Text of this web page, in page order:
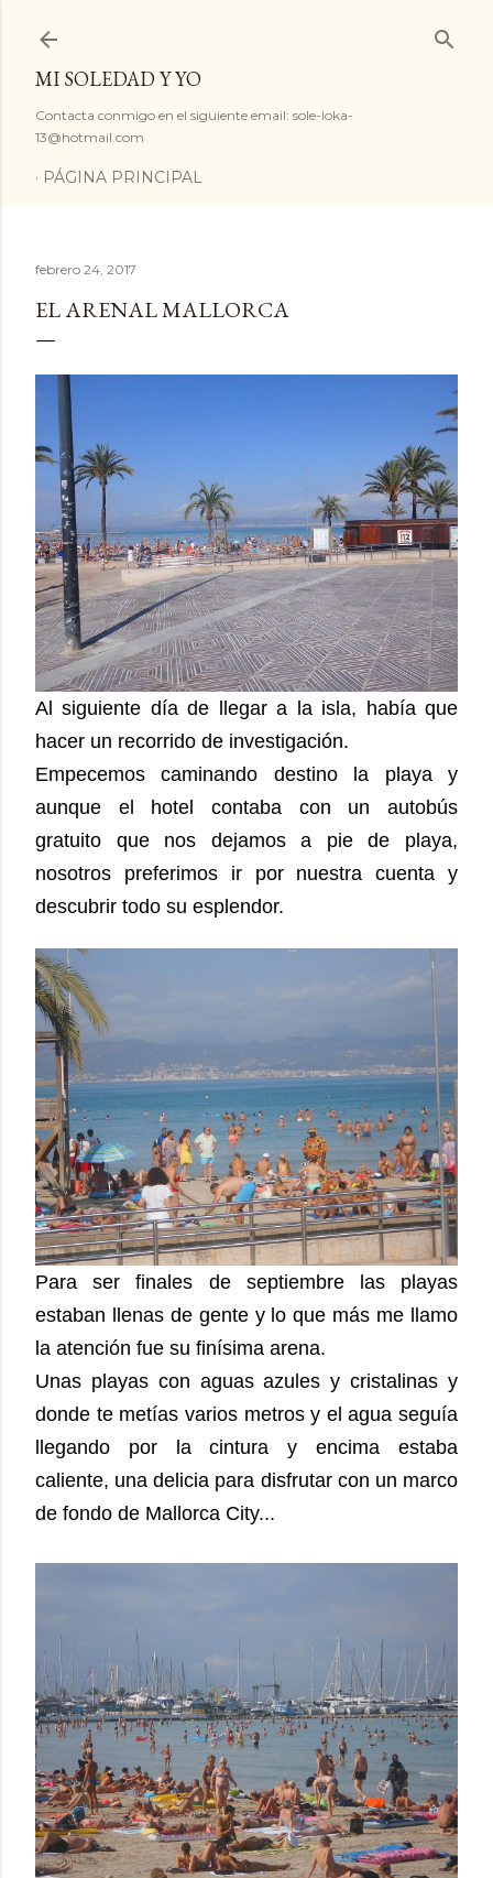
MI SOLEDAD Y YO
Contacta conmigo en el siguiente email: sole-loka-
13@hotmail.com
PÁGINA PRINCIPAL
febrero 24, 2017
EL ARENAL MALLORCA
Al siguiente día de llegar a la isla, había que
hacer un recorrido de investigación.
Empecemos caminando destino la playa y
aunque el hotel contaba con un autobús
gratuito que nos dejamos a pie de playa,
nosotros preferimos ir por nuestra cuenta y
descubrir todo su esplendor.
Para ser finales de septiembre las playas
estaban llenas de gente y lo que más me llamo
la atención fue su finísima arena.
Unas playas con aguas azules y cristalinas y
donde te metías varios metros y el agua seguía
llegando por la cintura y encima estaba
caliente, una delicia para disfrutar con un marco
de fondo de Mallorca City...